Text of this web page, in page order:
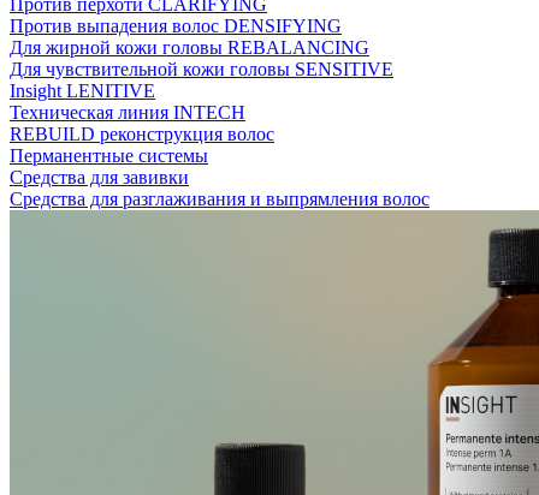
Против перхоти CLARIFYING
Против выпадения волос DENSIFYING
Для жирной кожи головы REBALANCING
Для чувствительной кожи головы SENSITIVE
Insight LENITIVE
Техническая линия INTECH
REBUILD реконструкция волос
Перманентные системы
Средства для завивки
Средства для разглаживания и выпрямления волос